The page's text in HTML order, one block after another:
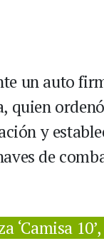
un auto
quien
y
de
‘Camisa